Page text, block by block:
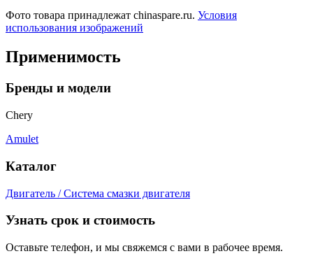
Фото товара принадлежат chinaspare.ru. Условия
использования изображений
Применимость
Бренды и модели
Chery
Amulet
Каталог
Двигатель / Система смазки двигателя
Узнать срок и стоимость
Оставьте телефон, и мы свяжемся с вами в рабочее время.